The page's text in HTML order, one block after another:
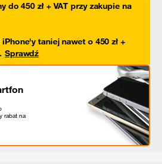
do 450 zł + VAT przy zakupie na
taniej nawet o 450 zł +
. Sprawdź
rabat na